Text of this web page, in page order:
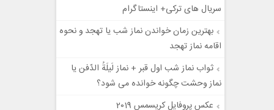
سریال های ترکی+ اینستاگرام
بهترین زمان خواندن نماز شب یا تهجد و نحوه
اقامه نماز تهجد
ثواب نماز شب اول قبر + نماز لَیلَةُ الدّفن یا
نماز وحشت چگونه خوانده می شود؟
عکس پروفایل کریسمس 2019